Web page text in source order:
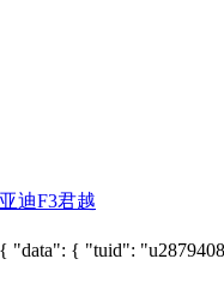
迪F3君越
"data": { "tuid":